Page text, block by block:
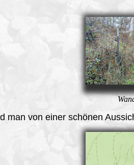
man von einer schönen